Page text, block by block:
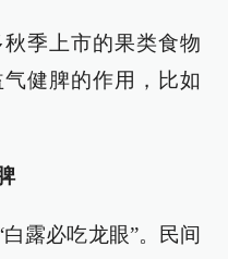
季上市的果类食物
健脾的作用，比如
露必吃龙眼”。民间